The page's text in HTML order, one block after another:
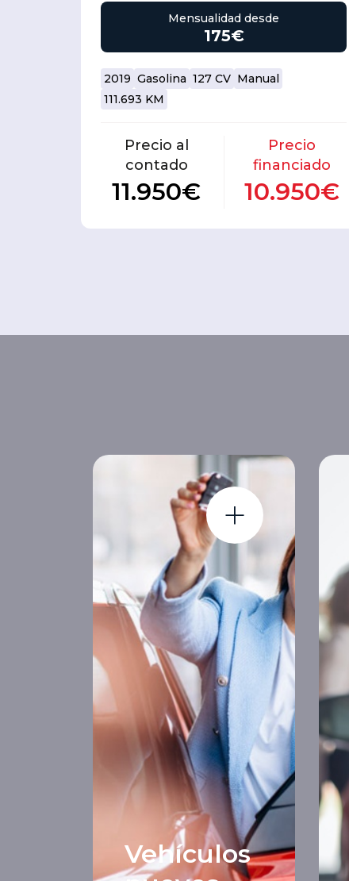
Mensualidad desde
175€
2019 Gasolina 127 CV Manual
111.693 KM
Precio al
contado
11.950€
Precio
financiado
10.950€
+
Vehículos